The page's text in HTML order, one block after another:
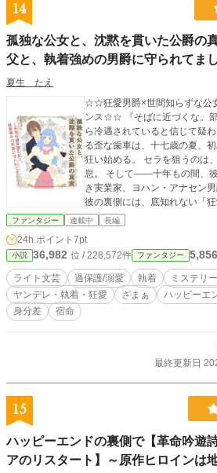
14
孤独な公女と、沈黙を貫いた公爵
父と、執着強めの男爵に守られてま
夏生 たえ
☆☆狂愛男爵×世間知らずな公
ンス☆☆ 『そばに近づくな。部屋に戻れ』 魔力が低く、父か
ら冷遇されていると信じて疑わなか
る歪な歯車は、十七歳の夏、
狂い始める。 セラを狙うのは、野心を秘めた二人の伯爵子
息。 そして――十年もの間、彼女だけを想い焦がれてきた若
き実業家、ヨハン・アナセン
彼の裏側には、底知れない「狂愛
す父の真実の愛。 忍び寄る公
か、真綿の檻か……。
ファンタジー 連載中 長編
24h.ポイント 7pt
小説 36,982 位 / 228,572件 ファンタジー 5,856
ライト文芸 過保護/溺愛 執着
ミステリ
ヤンデレ・執着・狂愛
ざまぁ ハッピーエ
身分差
宿命
最終更新日
15
ハッピーエンドの裏側で【革命吟遊
アのリスタート】～原作ヒロインは